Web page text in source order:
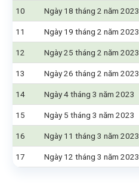
10 Ngày 18 tháng 2 năm 2023
11 Ngày 19 tháng 2 năm 2023
12 Ngày 25 tháng 2 năm 2023
13 Ngày 26 tháng 2 năm 2023
14 Ngày 4 tháng 3 năm 2023
15 Ngày 5 tháng 3 năm 2023
16 Ngày 11 tháng 3 năm 2023
17 Ngày 12 tháng 3 năm 2023